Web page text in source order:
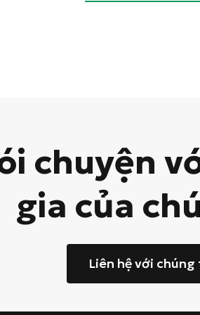
chuyện
gia của
Liên hệ với